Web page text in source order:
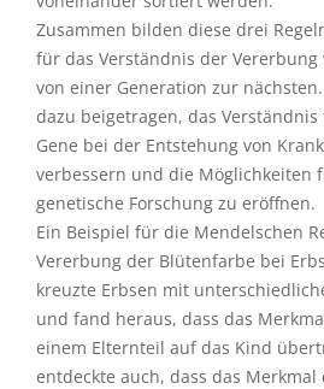
Zusammen bilden diese drei
für das Verständnis der Vererbung
von einer Generation zur
dazu beigetragen, das
Gene bei der Entstehung von
verbessern und die Möglichkeiten
genetische Forschung zu eröffnen.
Ein Beispiel für die Mendelschen
Vererbung der Blütenfarbe bei
kreuzte Erbsen mit
und fand heraus, dass das
einem Elternteil auf das Kind
entdeckte auch, dass das Merkmal